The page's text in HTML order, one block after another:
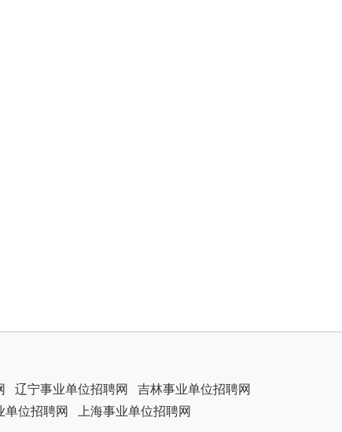
辽宁事业单位招聘网 吉林事业单位招聘网
单位招聘网 上海事业单位招聘网